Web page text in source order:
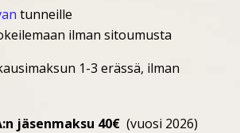
tunneille
ilman sitoumusta
1-3 erässä, ilman
jäsenmaksu 40€(vuosi 2026)